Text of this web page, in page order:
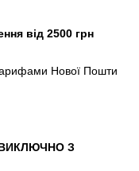
від 2500 грн
Нової Пошти
З